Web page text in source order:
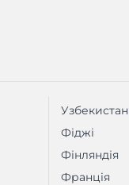
Узбекистан
Фіджі
Фінляндія
Франція